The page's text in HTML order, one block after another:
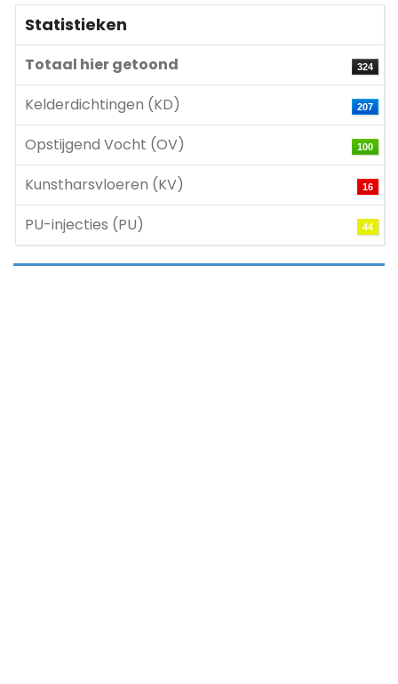
Statistieken
Totaal hier getoond 324
Kelderdichtingen (KD) 207
Opstijgend Vocht (OV) 100
Kunstharsvloeren (KV) 16
PU-injecties (PU) 44